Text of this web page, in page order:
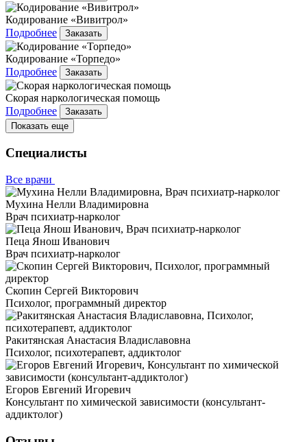
Кодирование «Вивитрол»
Подробнее
Заказать
Кодирование «Торпедо»
Подробнее
Заказать
Скорая наркологическая помощь
Подробнее
Заказать
Показать еще
Специалисты
Все врачи
Мухина Нелли Владимировна
Врач психиатр-нарколог
Пеца Янош Иванович
Врач психиатр-нарколог
Скопин Сергей Викторович
Психолог, программный директор
Ракитянская Анастасия Владиславовна
Психолог, психотерапевт, аддиктолог
Егоров Евгений Игоревич
Консультант по химической зависимости (консультант-
аддиктолог)